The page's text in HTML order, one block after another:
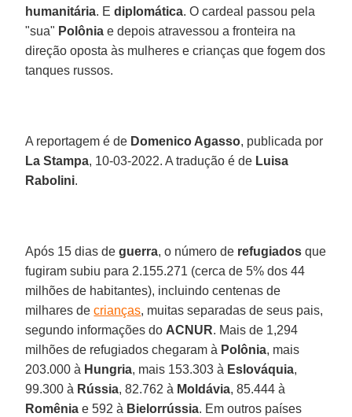
humanitária. Ediplomática. O cardeal passou pela
"sua" Polônia e depois atravessou a fronteira na
direção oposta às mulheres e crianças que fogem dos
tanques russos.
A reportagem é de Domenico Agasso, publicada por
La Stampa, 10-03-2022. A tradução é de Luisa
Rabolini.
Após 15 dias deguerra, o número de refugiados que
fugiram subiu para 2.155.271 (cerca de 5% dos 44
milhões de habitantes), incluindo centenas de
milhares decrianças, muitas separadas de seus pais,
segundo informações do ACNUR. Mais de 1,294
milhões de refugiados chegaram à Polônia, mais
203.000 à Hungria, mais 153.303 à Eslováquia,
99.300 à Rússia, 82.762 à Moldávia, 85.444 à
Romênia e 592 à Bielorrússia. Em outros países